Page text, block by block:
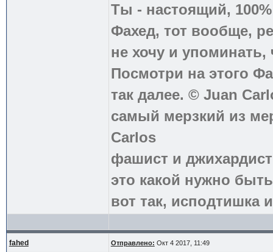
Ты - настоящий,
Фахед, тот вообще,
не хочу и
Посмотри на этого
так далее. © Juan
самый мерзкий из
Carlos
фашист и
это какой нужно
вот так, исподтишка
fahed Отправлено: Окт 4 2017, 11:49